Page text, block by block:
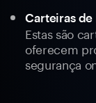
Carteiras de
Estas são
oferecem
segurança